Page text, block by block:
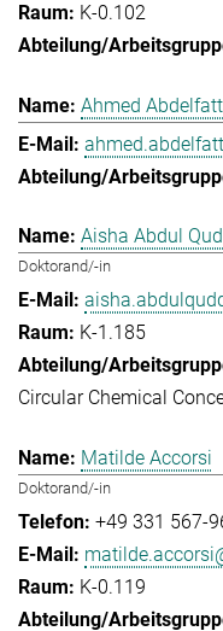
K-0.102
Ahmed
Aisha Abdul
Doktorand/-in
K-1.185
Circular Chemical
Matilde Accorsi
Doktorand/-in
+49 331 567-
K-0.119